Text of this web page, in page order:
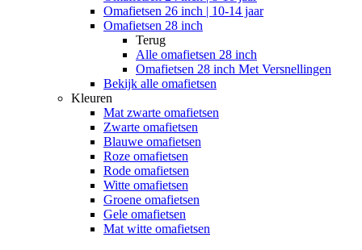
Omafietsen 26 inch | 10-14 jaar
Omafietsen 28 inch
Terug
Alle omafietsen 28 inch
Omafietsen 28 inch Met Versnellingen
Bekijk alle omafietsen
Kleuren
Mat zwarte omafietsen
Zwarte omafietsen
Blauwe omafietsen
Roze omafietsen
Rode omafietsen
Witte omafietsen
Groene omafietsen
Gele omafietsen
Mat witte omafietsen